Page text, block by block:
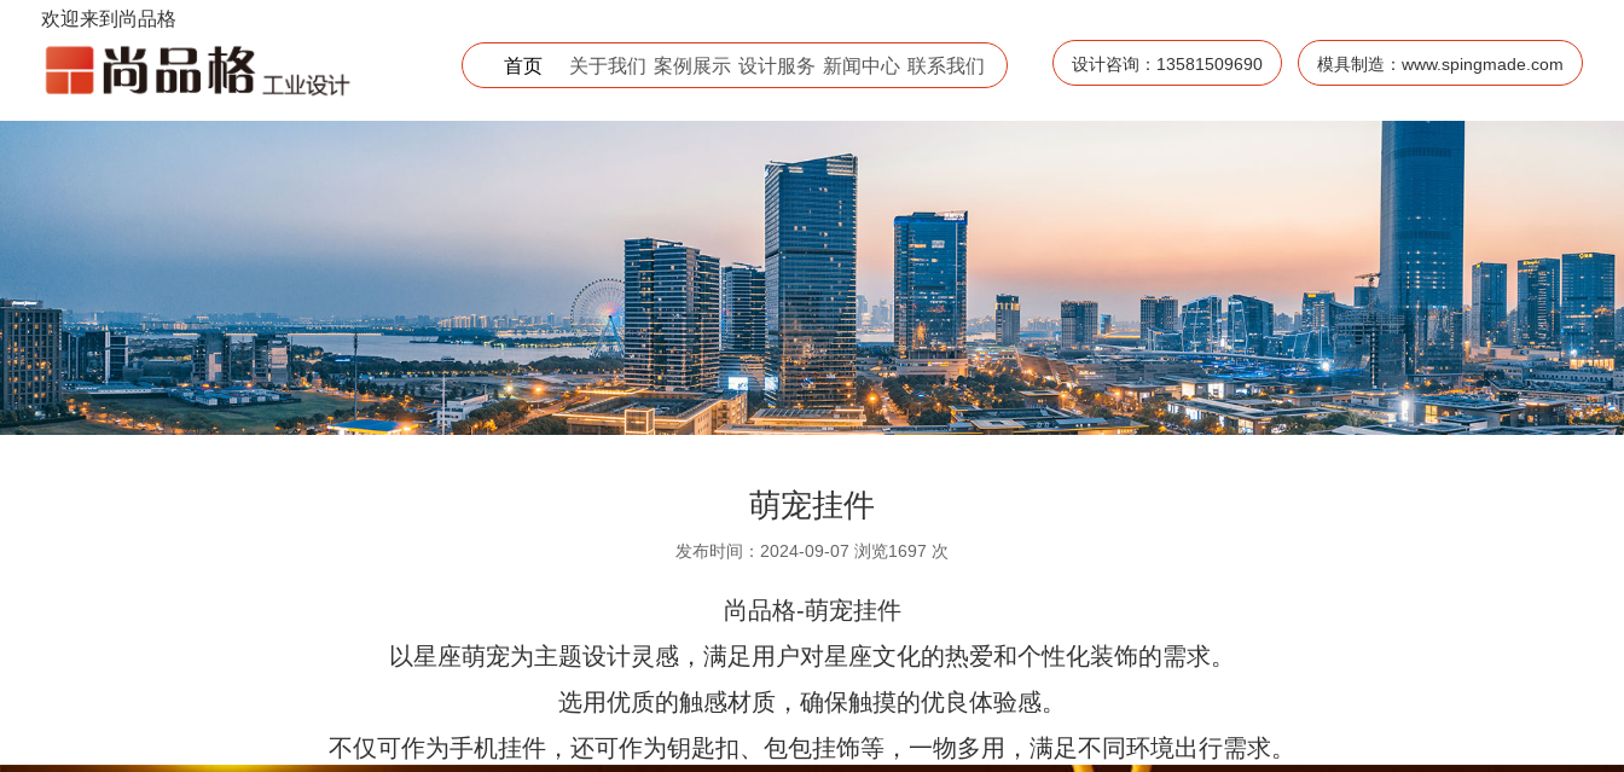
欢迎来到尚品格
首页 关于我们 案例展示 设计服务 新闻中心 联系我们 设计咨询：13581509690 模具制造：www.spingmade.com
萌宠挂件
发布时间：2024-09-07 浏览1697 次
尚品格-萌宠挂件
以星座萌宠为主题设计灵感，满足用户对星座文化的热爱和个性化装饰的需求。
选用优质的触感材质，确保触摸的优良体验感。
不仅可作为手机挂件，还可作为钥匙扣、包包挂饰等，一物多用，满足不同环境出行需求。